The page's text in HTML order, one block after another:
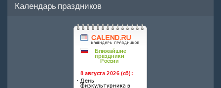
Календарь праздников